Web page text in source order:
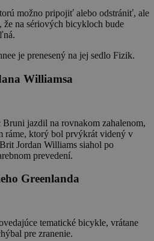
možno pripojiť alebo odstrániť, ale
že na sériových bicykloch bude
je prenesený na jej sedlo Fizik.
Williamsa
jazdil na rovnakom zahalenom,
ráme, ktorý bol prvýkrát videný v
Jordan Williams siahol po
prevedení.
Greenlanda
tematické bicykle, vrátane
pre zranenie.